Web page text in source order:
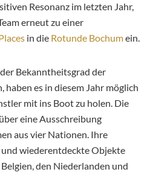
Resonanz im letzten Jahr,
erneut zu einer
in die Rotunde Bochumein.
Bekanntheitsgrad der
haben es in diesem Jahr möglich
mit ins Boot zu holen. Die
eine Ausschreibung
aus vier Nationen. Ihre
wiederentdeckte Objekte
den Niederlanden und